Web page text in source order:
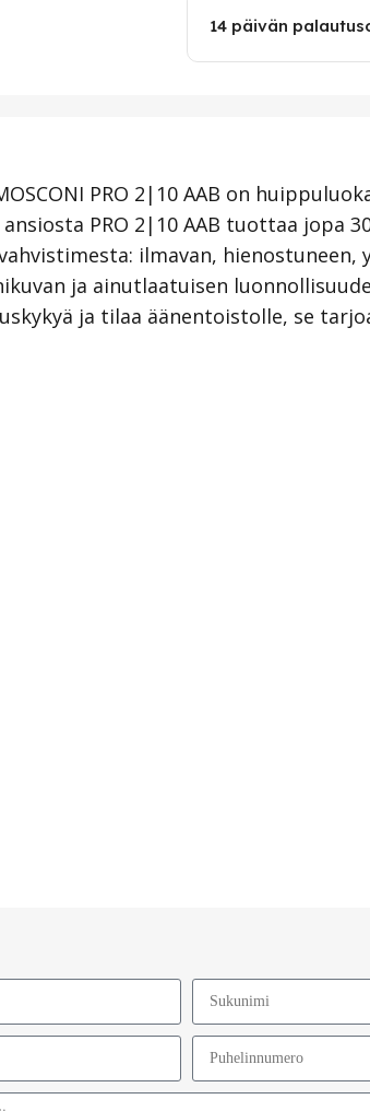
14 päivän
PRO 2|10 AAB on
PRO 2|10 AAB tuottaa jopa
ilmavan,
ja ainutlaatuisen
ja tilaa äänentoistolle, se